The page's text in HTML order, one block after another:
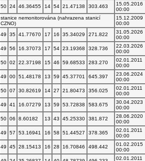
50 24 46.36455 14 54 21.47138 303.463
15.05.2016
00:00
stanice nemonitorována (nahrazena stanicí
CZNO)
15.12.2009
00:00
49 35 41.77670 17 16 35.34029 271.822
31.05.2026
00:00
49 56 16.37073 17 54 23.19368 328.736
22.03.2026
00:00
50 02 22.37198 15 46 59.68533 283.270
02.01.2011
00:00
49 00 51.48178 13 59 45.37701 645.397
23.06.2024
00:00
50 07 30.82619 14 27 21.80473 356.025
02.01.2011
00:00
49 41 16.07279 13 59 53.72838 583.675
30.04.2023
00:00
50 06 8.60182 13 43 45.25330 381.872
28.06.2020
00:00
49 57 53.16941 16 58 51.44527 378.365
02.01.2011
00:00
49 45 28.15413 16 28 16.70846 498.442
01.02.2015
00:00
02.01.2011